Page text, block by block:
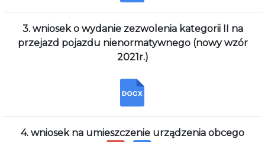
3. wniosek o wydanie zezwolenia kategorii II na
przejazd pojazdu nienormatywnego (nowy wzór
2021r.)
4. wniosek na umieszczenie urządzenia obcego